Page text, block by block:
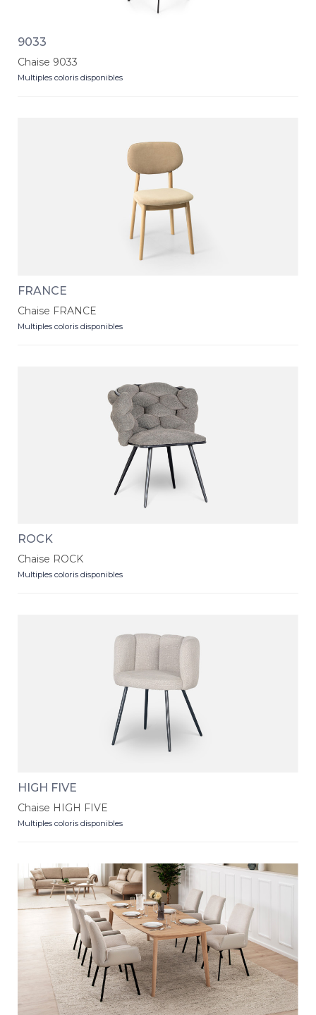
9033
Chaise 9033
Multiples coloris disponibles
FRANCE
Chaise FRANCE
Multiples coloris disponibles
ROCK
Chaise ROCK
Multiples coloris disponibles
HIGH FIVE
Chaise HIGH FIVE
Multiples coloris disponibles